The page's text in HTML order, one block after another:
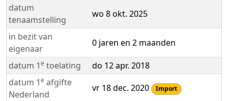
datum
tenaamstelling
wo 8 okt. 2025
in bezit van
eigenaar
0 jaren en 2 maanden
datum 1e toelating
do 12 apr. 2018
datum 1e afgifte
Nederland
vr 18 dec. 2020 Import